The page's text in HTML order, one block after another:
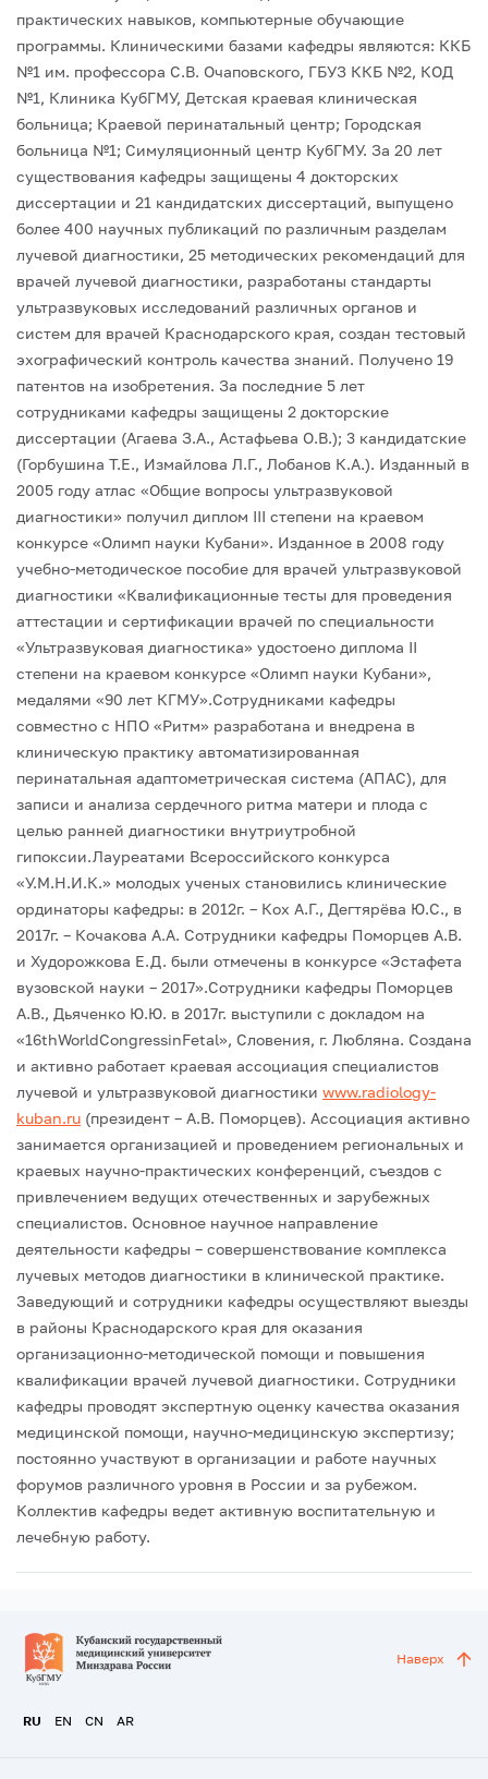
практических навыков, компьютерные обучающие
программы. Клиническими базами кафедры являются: ККБ
№1 им. профессора С.В. Очаповского, ГБУЗ ККБ №2, КОД
№1, Клиника КубГМУ, Детская краевая клиническая
больница; Краевой перинатальный центр; Городская
больница №1; Симуляционный центр КубГМУ. За 20 лет
существования кафедры защищены 4 докторских
диссертации и 21 кандидатских диссертаций, выпущено
более 400 научных публикаций по различным разделам
лучевой диагностики, 25 методических рекомендаций для
врачей лучевой диагностики, разработаны стандарты
ультразвуковых исследований различных органов и
систем для врачей Краснодарского края, создан тестовый
эхографический контроль качества знаний. Получено 19
патентов на изобретения. За последние 5 лет
сотрудниками кафедры защищены 2 докторские
диссертации (Агаева З.А., Астафьева О.В.); 3 кандидатские
(Горбушина Т.Е., Измайлова Л.Г., Лобанов К.А.). Изданный в
2005 году атлас «Общие вопросы ультразвуковой
диагностики» получил диплом III степени на краевом
конкурсе «Олимп науки Кубани». Изданное в 2008 году
учебно-методическое пособие для врачей ультразвуковой
диагностики «Квалификационные тесты для проведения
аттестации и сертификации врачей по специальности
«Ультразвуковая диагностика» удостоено диплома II
степени на краевом конкурсе «Олимп науки Кубани»,
медалями «90 лет КГМУ».Сотрудниками кафедры
совместно с НПО «Ритм» разработана и внедрена в
клиническую практику автоматизированная
перинатальная адаптометрическая система (АПАС), для
записи и анализа сердечного ритма матери и плода с
целью ранней диагностики внутриутробной
гипоксии.Лауреатами Всероссийского конкурса
«У.М.Н.И.К.» молодых ученых становились клинические
ординаторы кафедры: в 2012г. – Кох А.Г., Дегтярёва Ю.С., в
2017г. – Кочакова А.А. Сотрудники кафедры Поморцев А.В.
и Худорожкова Е.Д. были отмечены в конкурсе «Эстафета
вузовской науки – 2017».Сотрудники кафедры Поморцев
А.В., Дьяченко Ю.Ю. в 2017г. выступили с докладом на
«16thWorldCongressinFetal», Словения, г. Любляна. Создана
и активно работает краевая ассоциация специалистов
лучевой и ультразвуковой диагностики www.radiology-
kuban.ru (президент – А.В. Поморцев). Ассоциация активно
занимается организацией и проведением региональных и
краевых научно-практических конференций, съездов с
привлечением ведущих отечественных и зарубежных
специалистов. Основное научное направление
деятельности кафедры – совершенствование комплекса
лучевых методов диагностики в клинической практике.
Заведующий и сотрудники кафедры осуществляют выезды
в районы Краснодарского края для оказания
организационно-методической помощи и повышения
квалификации врачей лучевой диагностики. Сотрудники
кафедры проводят экспертную оценку качества оказания
медицинской помощи, научно-медицинскую экспертизу;
постоянно участвуют в организации и работе научных
форумов различного уровня в России и за рубежом.
Коллектив кафедры ведет активную воспитательную и
лечебную работу.
RU EN CN AR
Наверх